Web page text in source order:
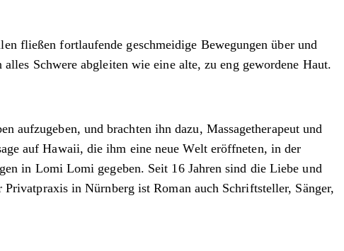
fließen fortlaufende geschmeidige Bewegungen über und
Schwere abgleiten wie eine alte, zu eng gewordene Haut.
aufzugeben, und brachten ihn dazu, Massagetherapeut und
auf Hawaii, die ihm eine neue Welt eröffneten, in der
in Lomi Lomi gegeben. Seit 16 Jahren sind die Liebe und
in Nürnberg ist Roman auch Schriftsteller, Sänger,